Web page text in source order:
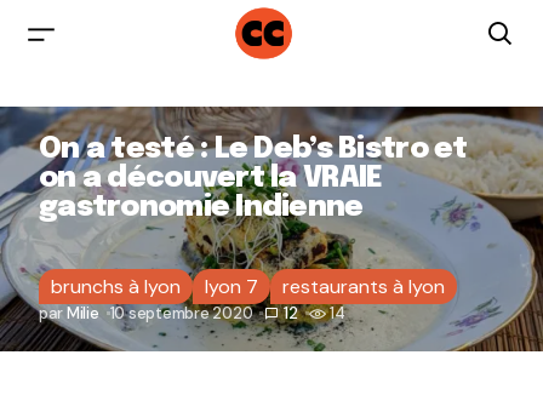
On a testé : Le Deb’s Bistro et
on a découvert la VRAIE
gastronomie Indienne
brunchs à lyon lyon 7 restaurants à lyon
parMilie 10 septembre 2020 12 14